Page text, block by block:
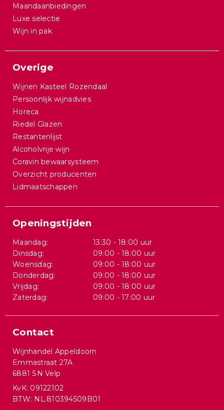
Maandaanbiedingen
Luxe selectie
Wijn in pak
Overige
Wijnen Kasteel Rozendaal
Persoonlijk wijnadvies
Horeca
Riedel Glazen
Restantenlijst
Alcoholvrije wijn
Coravin bewaarsysteem
Overzicht producenten
Lidmaatschappen
Openingstijden
Maandag:
13:30 - 18:00 uur
Dinsdag:
09:00 - 18:00 uur
Woensdag:
09:00 - 18:00 uur
Donderdag:
09:00 - 18:00 uur
Vrijdag:
09:00 - 18:00 uur
Zaterdag:
09:00 - 17:00 uur
Contact
Wijnhandel Appeldoorn
Emmastraat 27A
6881 SN Velp
KvK: 09122102
BTW: NL.810394509B01